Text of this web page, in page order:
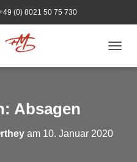
(0) 8021 50 75 730
A
Absagen
am 10. Januar 2020